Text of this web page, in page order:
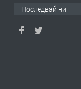
Последвай ни